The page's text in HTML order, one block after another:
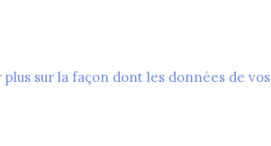
plus sur la façon dont les données de vos